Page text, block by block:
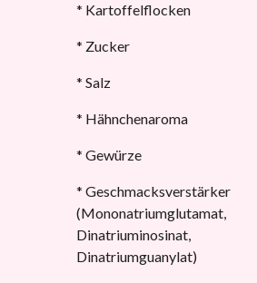
* Kartoffelflocken
* Zucker
* Salz
* Hähnchenaroma
* Gewürze
* Geschmacksverstärker
(Mononatriumglutamat,
Dinatriuminosinat,
Dinatriumguanylat)